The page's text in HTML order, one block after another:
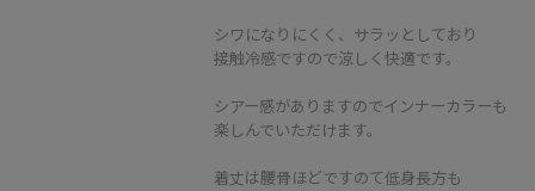
シワになりにくく、サラッとしており
接触冷感ですので涼しく快適です。
シアー感がありますのでインナーカラーも
楽しんでいただけます。
着丈は腰骨ほどですのて低身長方も